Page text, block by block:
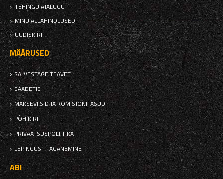
TEHINGU AJALUGU
MINU ALLAHINDLUSED
UUDISKIRI
MÄÄRUSED
SALVESTAGE TEAVET
SAADETIS
MAKSEVIISID JA KOMISJONITASUD
PÕHIKIRI
PRIVAATSUSPOLIITIKA
LEPINGUST TAGANEMINE
ABI